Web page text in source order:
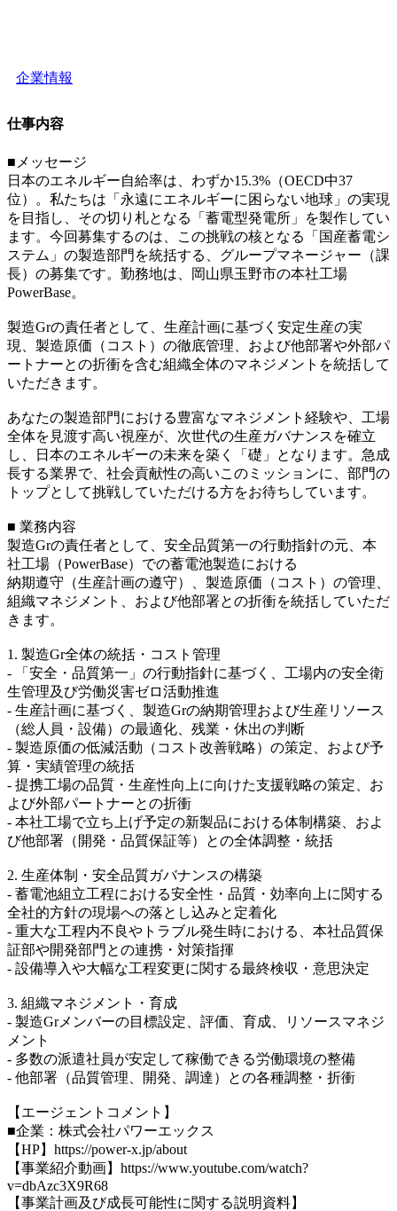
企業情報
仕事内容
■メッセージ
日本のエネルギー自給率は、わずか15.3%（OECD中37
位）。私たちは「永遠にエネルギーに困らない地球」の実現
を目指し、その切り札となる「蓄電型発電所」を製作してい
ます。今回募集するのは、この挑戦の核となる「国産蓄電シ
ステム」の製造部門を統括する、グループマネージャー（課
長）の募集です。勤務地は、岡山県玉野市の本社工場
PowerBase。
製造Grの責任者として、生産計画に基づく安定生産の実
現、製造原価（コスト）の徹底管理、および他部署や外部パ
ートナーとの折衝を含む組織全体のマネジメントを統括して
いただきます。
あなたの製造部門における豊富なマネジメント経験や、工場
全体を見渡す高い視座が、次世代の生産ガバナンスを確立
し、日本のエネルギーの未来を築く「礎」となります。急成
長する業界で、社会貢献性の高いこのミッションに、部門の
トップとして挑戦していただける方をお待ちしています。
■ 業務内容
製造Grの責任者として、安全品質第一の行動指針の元、本
社工場（PowerBase）での蓄電池製造における
納期遵守（生産計画の遵守）、製造原価（コスト）の管理、
組織マネジメント、および他部署との折衝を統括していただ
きます。
1. 製造Gr全体の統括・コスト管理
- 「安全・品質第一」の行動指針に基づく、工場内の安全衛
生管理及び労働災害ゼロ活動推進
- 生産計画に基づく、製造Grの納期管理および生産リソース
（総人員・設備）の最適化、残業・休出の判断
- 製造原価の低減活動（コスト改善戦略）の策定、および予
算・実績管理の統括
- 提携工場の品質・生産性向上に向けた支援戦略の策定、お
よび外部パートナーとの折衝
- 本社工場で立ち上げ予定の新製品における体制構築、およ
び他部署（開発・品質保証等）との全体調整・統括
2. 生産体制・安全品質ガバナンスの構築
- 蓄電池組立工程における安全性・品質・効率向上に関する
全社的方針の現場への落とし込みと定着化
- 重大な工程内不良やトラブル発生時における、本社品質保
証部や開発部門との連携・対策指揮
- 設備導入や大幅な工程変更に関する最終検収・意思決定
3. 組織マネジメント・育成
- 製造Grメンバーの目標設定、評価、育成、リソースマネジ
メント
- 多数の派遣社員が安定して稼働できる労働環境の整備
- 他部署（品質管理、開発、調達）との各種調整・折衝
【エージェントコメント】
■企業：株式会社パワーエックス
【HP】https://power-x.jp/about
【事業紹介動画】https://www.youtube.com/watch?
v=dbAzc3X9R68
【事業計画及び成長可能性に関する説明資料】